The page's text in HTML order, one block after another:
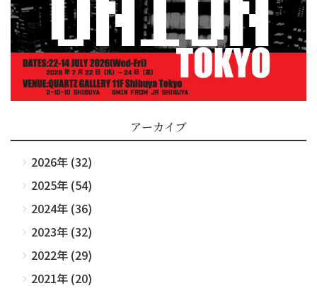
アーカイブ
2026年 (32)
2025年 (54)
2024年 (36)
2023年 (32)
2022年 (29)
2021年 (20)